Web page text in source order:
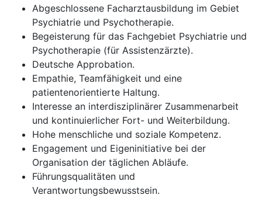
Abgeschlossene Facharztausbildung im Gebiet
Psychiatrie und Psychotherapie.
Begeisterung für das Fachgebiet Psychiatrie und
Psychotherapie (für Assistenzärzte).
Deutsche Approbation.
Empathie, Teamfähigkeit und eine
patientenorientierte Haltung.
Interesse an interdisziplinärer Zusammenarbeit
und kontinuierlicher Fort- und Weiterbildung.
Hohe menschliche und soziale Kompetenz.
Engagement und Eigeninitiative bei der
Organisation der täglichen Abläufe.
Führungsqualitäten und
Verantwortungsbewusstsein.